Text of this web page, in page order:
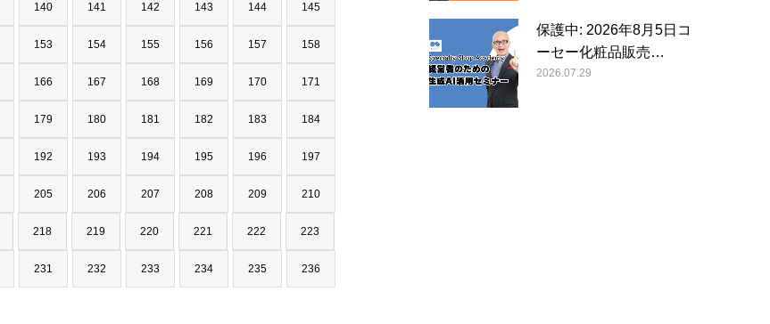
140 141 142 143 144 145
153 154 155 156 157 158
166 167 168 169 170 171
179 180 181 182 183 184
192 193 194 195 196 197
205 206 207 208 209 210
218 219 220 221 222 223
231 232 233 234 235 236
保護中: 2026年8月5日コ
ーセー化粧品販売…
2026.07.29